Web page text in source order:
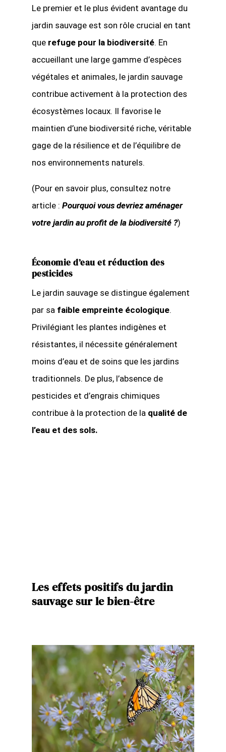
Le premier et le plus évident avantage du
jardin sauvage est son rôle crucial en tant
que refuge pour la biodiversité. En
accueillant une large gamme d’espèces
végétales et animales, le jardin sauvage
contribue activement à la protection des
écosystèmes locaux. Il favorise le
maintien d’une biodiversité riche, véritable
gage de la résilience et de l’équilibre de
nos environnements naturels.
(Pour en savoir plus, consultez notre
article : Pourquoi vous devriez aménager
votre jardin au profit de la biodiversité ?)
Économie d’eau et réduction des
pesticides
Le jardin sauvage se distingue également
par sa faible empreinte écologique.
Privilégiant les plantes indigènes et
résistantes, il nécessite généralement
moins d’eau et de soins que les jardins
traditionnels. De plus, l’absence de
pesticides et d’engrais chimiques
contribue à la protection de la qualité de
l’eau et des sols.
Les effets positifs du jardin
sauvage sur le bien-être